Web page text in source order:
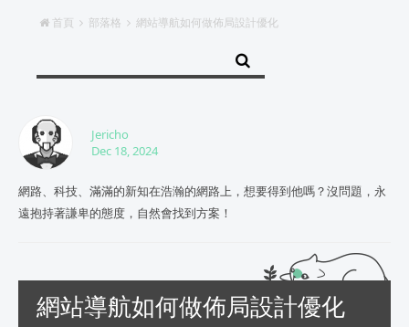
首頁 部落格 網站導航如何做佈局設計優化
Jericho
Dec 18, 2024
網路、科技、滿滿的新知在浩瀚的網路上，想要得到他嗎？沒問題，永
遠抱持著謙卑的態度，自然會找到方案！
網站導航如何做佈局設計優化